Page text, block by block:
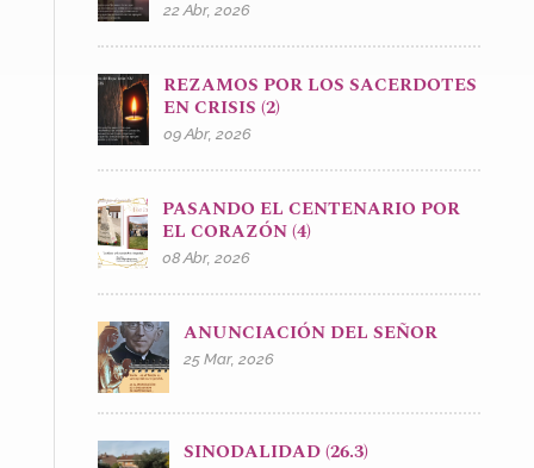
22 Abr, 2026
REZAMOS POR LOS SACERDOTES
EN CRISIS (2)
09 Abr, 2026
PASANDO EL CENTENARIO POR
EL CORAZÓN (4)
08 Abr, 2026
ANUNCIACIÓN DEL SEÑOR
25 Mar, 2026
SINODALIDAD (26.3)